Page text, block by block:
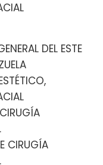
DEL ESTE
CIRUGÍA